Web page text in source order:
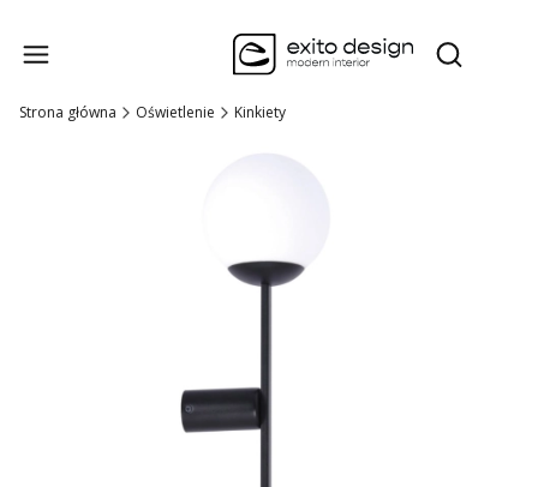
Otwórz
Strona główna Oświetlenie Kinkiety